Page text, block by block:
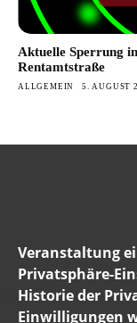
Aktuelle Sperrung
Rentamtstraße
ALLGEMEIN 5. AUGUST
Veranstaltung
Privatsphäre-
Historie der
Einwilligungen